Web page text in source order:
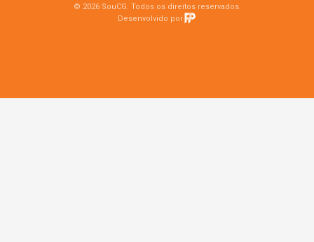
© 2026 SouCG. Todos os direitos reservados.
Desenvolvido por